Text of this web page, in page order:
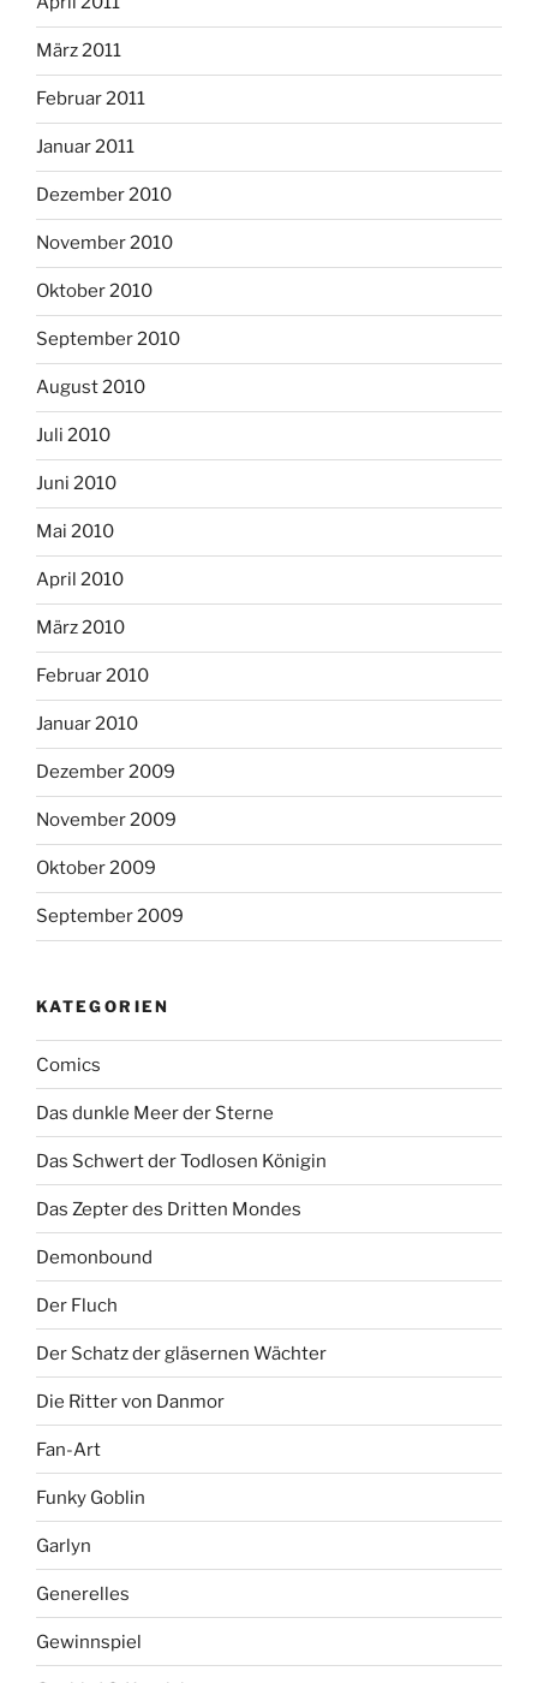
März 2011
Februar 2011
Januar 2011
Dezember 2010
November 2010
Oktober 2010
September 2010
August 2010
Juli 2010
Juni 2010
Mai 2010
April 2010
März 2010
Februar 2010
Januar 2010
Dezember 2009
November 2009
Oktober 2009
September 2009
KATEGORIEN
Comics
Das dunkle Meer der Sterne
Das Schwert der Todlosen Königin
Das Zepter des Dritten Mondes
Demonbound
Der Fluch
Der Schatz der gläsernen Wächter
Die Ritter von Danmor
Fan-Art
Funky Goblin
Garlyn
Generelles
Gewinnspiel